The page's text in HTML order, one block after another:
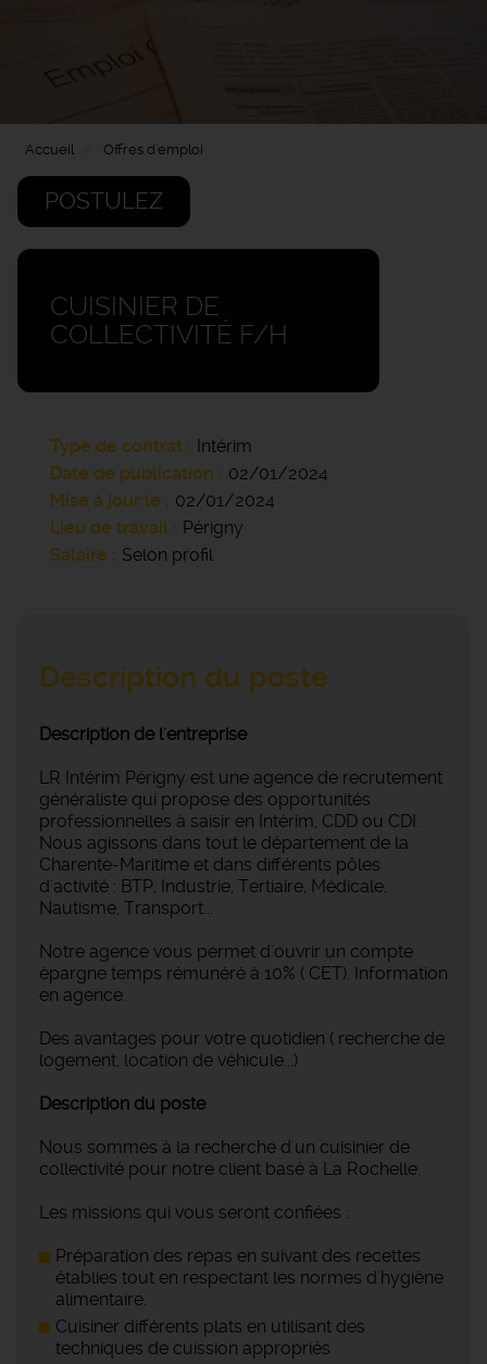
Accueil Offres d'emploi
POSTULEZ
CUISINIER DE
COLLECTIVITÉ F/H
Type de contrat
Intérim
Date de publication
02/01/2024
Mise à jour le
02/01/2024
Lieu de travail
Périgny
Salaire
Selon profil
Description du poste
Description de l'entreprise
LR Intérim Périgny est une agence de recrutement
généraliste qui propose des opportunités
professionnelles à saisir en Intérim, CDD ou CDI.
Nous agissons dans tout le département de la
Charente-Maritime et dans différents pôles
d'activité : BTP, Industrie, Tertiaire, Médicale,
Nautisme, Transport...
Notre agence vous permet d'ouvrir un compte
épargne temps rémunéré à 10% ( CET). Information
en agence.
Des avantages pour votre quotidien ( recherche de
logement, location de véhicule...)
Description du poste
Nous sommes à la recherche d'un cuisinier de
collectivité pour notre client basé à La Rochelle.
Les missions qui vous seront confiées :
Préparation des repas en suivant des recettes
établies tout en respectant les normes d'hygiène
alimentaire.
Cuisiner différents plats en utilisant des
techniques de cuission appropriés